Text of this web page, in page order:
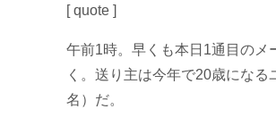
[ quote ]
午前1時。早くも本日1通目のメ
く。送り主は今年で20歳になる
名）だ。